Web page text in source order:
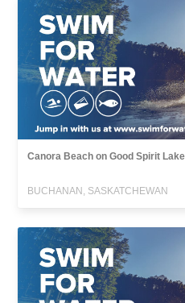
Canora Beach on Good Spirit Lake
BUCHANAN, SASKATCHEWAN